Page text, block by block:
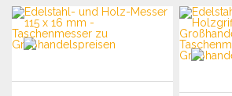
Angebot anfordern